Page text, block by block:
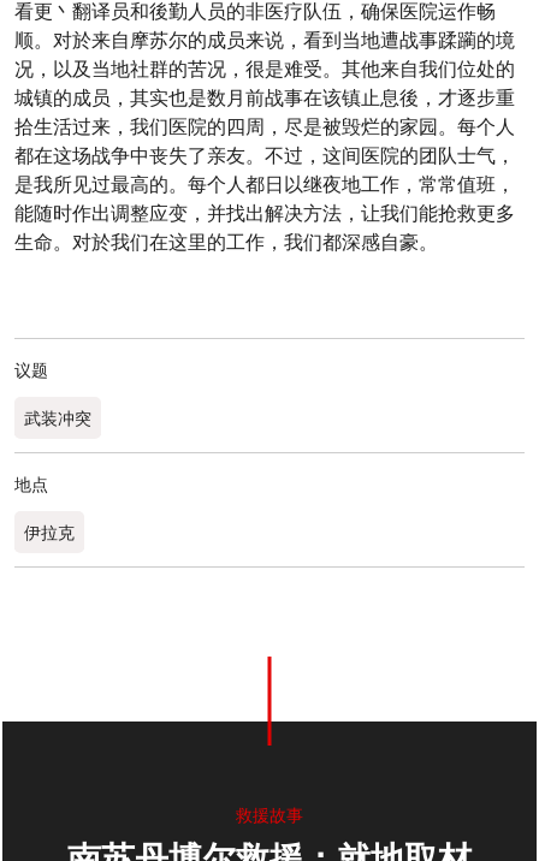
看更丶翻译员和後勤人员的非医疗队伍，确保医院运作畅
顺。对於来自摩苏尔的成员来说，看到当地遭战事蹂躏的境
况，以及当地社群的苦况，很是难受。其他来自我们位处的
城镇的成员，其实也是数月前战事在该镇止息後，才逐步重
拾生活过来，我们医院的四周，尽是被毁烂的家园。每个人
都在这场战争中丧失了亲友。不过，这间医院的团队士气，
是我所见过最高的。每个人都日以继夜地工作，常常值班，
能随时作出调整应变，并找出解决方法，让我们能抢救更多
生命。对於我们在这里的工作，我们都深感自豪。
议题
武装冲突
地点
伊拉克
救援故事